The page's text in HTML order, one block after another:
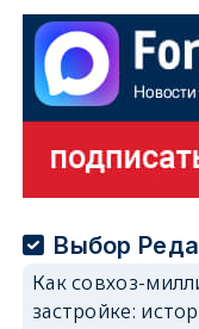
Выбор
Как совхоз-
застройке: